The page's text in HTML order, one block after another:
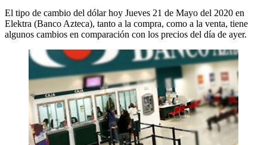
El tipo de cambio del dólar hoy Jueves 21 de Mayo del 2020 en
Elektra (Banco Azteca), tanto a la compra, como a la venta, tiene
algunos cambios en comparación con los precios del día de ayer.